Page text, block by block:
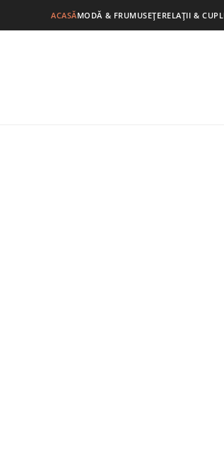
ACASĂMODĂ & FRUMUSEȚERELAȚII &